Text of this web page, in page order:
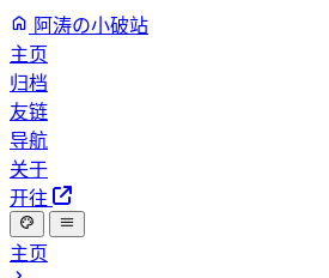
阿涛の小破站
主页
归档
友链
导航
关于
开往
主页